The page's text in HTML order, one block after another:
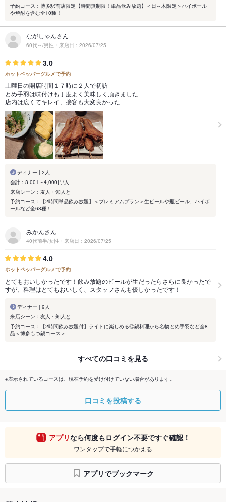
予約コース：博多駅前店限定【時間無制限！単品飲み放題】＜日～木限定＞ハイボール
や焼酎を含む全10種！
ながしゃんさん
60代～/男性・来店日：2026/07/25
3.0
ホットペッパーグルメで予約
土曜日の開店時間１７時に２人で初訪
とめ手羽は味付けも丁度よく美味しく頂きました
店内は広くてキレイ、接客も大変良かった
ディナー | 2人
会計：3,001～4,000円/人
来店シーン：友人・知人と
予約コース：【2時間単品飲み放題】＜プレミアムプラン＞生ビールや瓶ビール、ハイボ
ールなど全68種！
みかんさん
40代前半/女性・来店日：2026/07/25
4.0
ホットペッパーグルメで予約
とてもおいしかったです！飲み放題のビールが生だったらさらに良かったで
すが、料理はとてもおいしく、スタッフさんも優しかったです！
ディナー | 9人
来店シーン：友人・知人と
予約コース：【2時間飲み放題付】ライトに楽しめる◎鍋料理から名物とめ手羽など全8
品＜博多もつ鍋コース＞
すべての口コミを見る
※表示されているコースは、現在予約を受け付けていない場合があります。
口コミを投稿する
アプリなら何度もログイン不要ですぐ確認！
ワンタップで手軽につかえる
アプリでブックマーク